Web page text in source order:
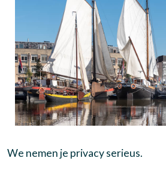
We nemen je privacy serieus.